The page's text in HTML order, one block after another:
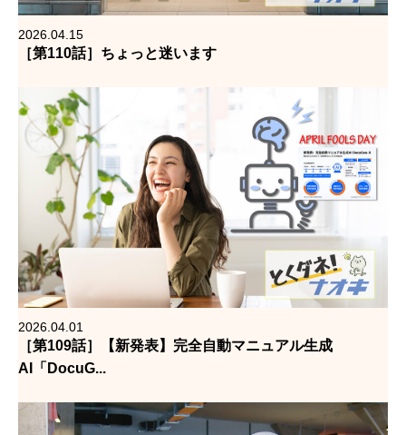
2026.04.15
［第110話］ちょっと迷います
2026.04.01
［第109話］【新発表】完全自動マニュアル生成
AI「DocuG...